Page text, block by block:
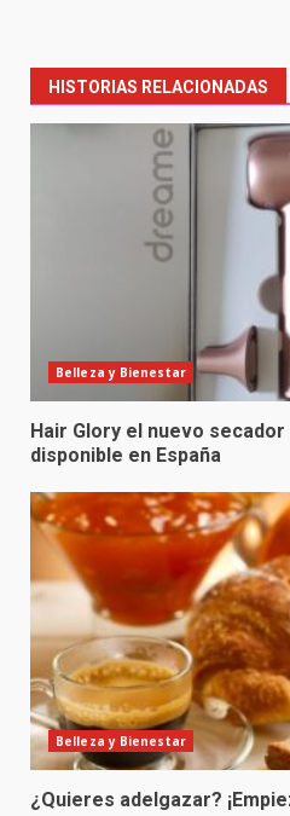
navigation
HISTORIAS RELACIONADAS
Belleza y Bienestar
Hair Glory el nuevo
disponible en España
Belleza y Bienestar
¿Quieres adelgazar?